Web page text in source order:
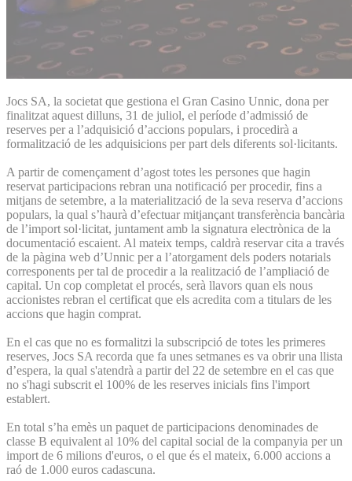
Jocs SA, la societat que gestiona el Gran Casino Unnic, dona per
finalitzat aquest dilluns, 31 de juliol, el període d’admissió de
reserves per a l’adquisició d’accions populars, i procedirà a
formalització de les adquisicions per part dels diferents sol·licitants.
A partir de començament d’agost totes les persones que hagin
reservat participacions rebran una notificació per procedir, fins a
mitjans de setembre, a la materialització de la seva reserva d’accions
populars, la qual s’haurà d’efectuar mitjançant transferència bancària
de l’import sol·licitat, juntament amb la signatura electrònica de la
documentació escaient. Al mateix temps, caldrà reservar cita a través
de la pàgina web d’Unnic per a l’atorgament dels poders notarials
corresponents per tal de procedir a la realització de l’ampliació de
capital. Un cop completat el procés, serà llavors quan els nous
accionistes rebran el certificat que els acredita com a titulars de les
accions que hagin comprat.
En el cas que no es formalitzi la subscripció de totes les primeres
reserves, Jocs SA recorda que fa unes setmanes es va obrir una llista
d’espera, la qual s'atendrà a partir del 22 de setembre en el cas que
no s'hagi subscrit el 100% de les reserves inicials fins l'import
establert.
En total s’ha emès un paquet de participacions denominades de
classe B equivalent al 10% del capital social de la companyia per un
import de 6 milions d'euros, o el que és el mateix, 6.000 accions a
raó de 1.000 euros cadascuna.